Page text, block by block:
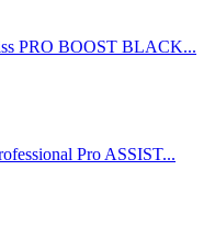
PRO BOOST BLACK...
Pro ASSIST...